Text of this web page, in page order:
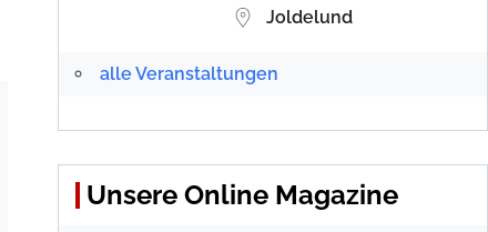
Joldelund
alle Veranstaltungen
Unsere Online Magazine